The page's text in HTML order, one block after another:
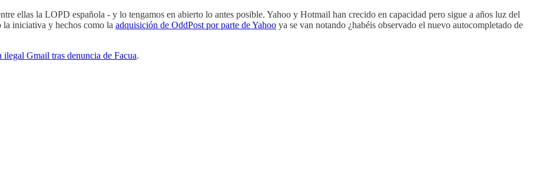
ellas la LOPD española - y lo tengamos en abierto lo antes posible. Yahoo y Hotmail han crecido en capacidad pero sigue a años luz del
iniciativa y hechos como la adquisición de OddPost por parte de Yahoo ya se van notando ¿habéis observado el nuevo autocompletado de
Gmail tras denuncia de Facua.